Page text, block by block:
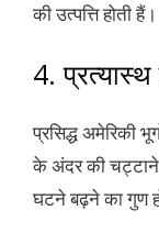
की उत्पत्ति होती हैं।
4. प्रत्यास्थ
प्रसिद्ध अमेरिकी
के अंदर की चट्टाने
घटने बढ़ने का गुण